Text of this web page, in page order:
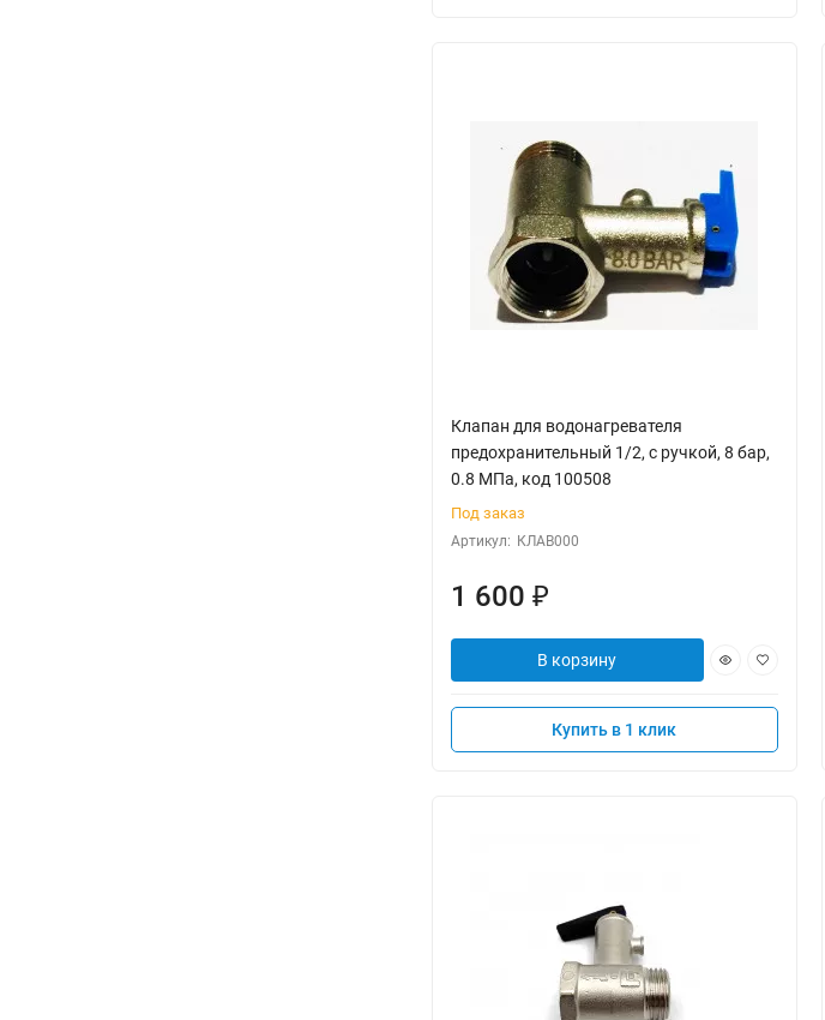
Клапан для водонагревателя
предохранительный 1/2, с ручкой, 8 бар,
0.8 МПа, код 100508
Под заказ
Артикул: КЛАВ000
1 600 ₽
В корзину
Купить в 1 клик